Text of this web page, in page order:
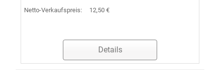
Netto-Verkaufspreis: 12,50 €
Details